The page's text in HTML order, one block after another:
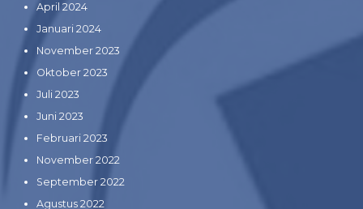
April 2024
Januari 2024
November 2023
Oktober 2023
Juli 2023
Juni 2023
Februari 2023
November 2022
September 2022
Agustus 2022